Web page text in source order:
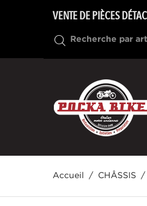
VENTE DE PIÈCES
Accueil CHÂSSIS